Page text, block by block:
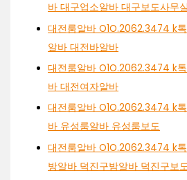
바 대구업소알바 대구보도사무실
대전룸알바 O1O.2062.3474 k
알바 대전바알바
대전룸알바 O1O.2062.3474 k
바 대전여자알바
대전룸알바 O1O.2062.3474 k
바 유성룸알바 유성룸보도
대전룸알바 O1O.2062.3474 k
방알바 덕진구밤알바 덕진구보